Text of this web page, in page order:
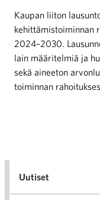
Kaupan liiton
kehittämistoiminnan
2024–2030.
lain määritelmiä ja
sekä aineeton
toiminnan
Uutiset